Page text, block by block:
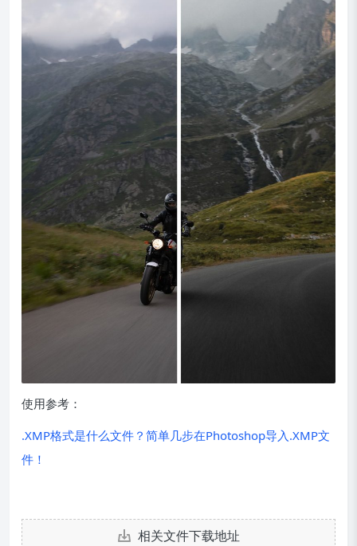
使用参考：
.XMP格式是什么文件？简单几步在Photoshop导入.XMP文
件！
相关文件下载地址